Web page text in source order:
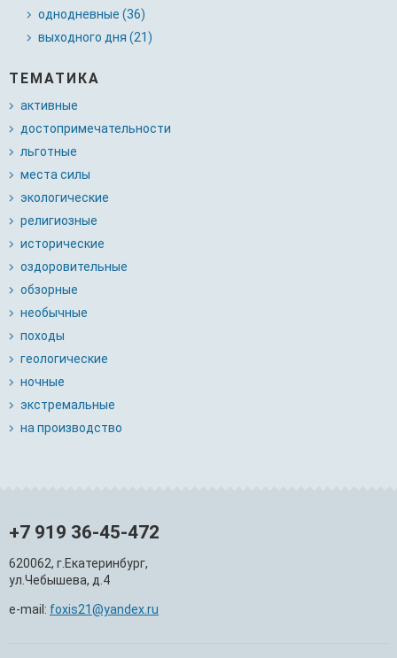
однодневные (36)
выходного дня (21)
ТЕМАТИКА
активные
достопримечательности
льготные
места силы
экологические
религиозные
исторические
оздоровительные
обзорные
необычные
походы
геологические
ночные
экстремальные
на производство
+7 919 36-45-472
620062, г.Екатеринбург,
ул.Чебышева, д.4
e-mail: foxis21@yandex.ru